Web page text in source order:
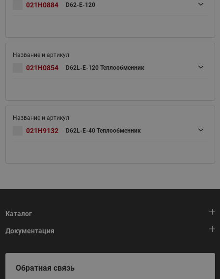
021H0884 D62-E-120
021H0854 D62L-E-120 Теплообменник
021H9132 D62L-E-40 Теплообменник
Каталог
Тепловая автоматика
Холодильная техника
Приводная техника
Документация
HeatPlatform (Тепловая платформа)
Полезные программы и инструменты
Обратная связь